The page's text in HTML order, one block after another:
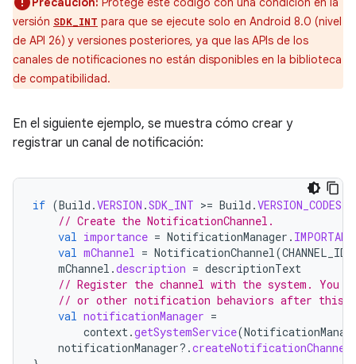
versión SDK_INT para que se ejecute solo en Android 8.0 (nivel
de API 26) y versiones posteriores, ya que las APIs de los
canales de notificaciones no están disponibles en la biblioteca
de compatibilidad.
En el siguiente ejemplo, se muestra cómo crear y
registrar un canal de notificación:
if (Build .VERSION .SDK_INT >= Build .VERSION_CODES
// Create the NotificationChannel.
val importance = NotificationManager .
val mChannel = NotificationChannel(CHANNEL_ID
mChannel .description = descriptionText
// Register the channel with the system. You
// or other notification behaviors after this.
val notificationManager =
context.getSystemService(
notificationManager?.createNotificationChannel